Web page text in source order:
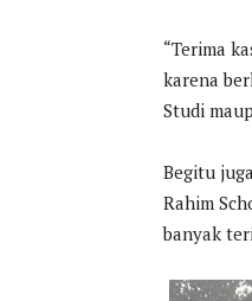
“Terima
karena
Studi
Begitu
Rahim
banyak